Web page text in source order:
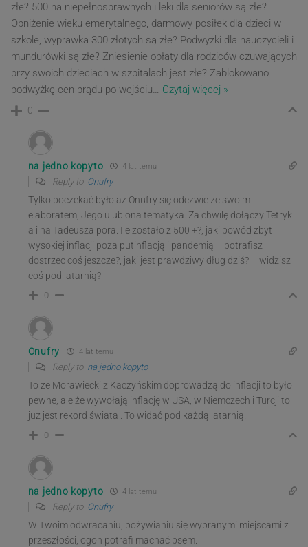
złe? 500 na niepełnosprawnych i leki dla seniorów są złe?
Obniżenie wieku emerytalnego, darmowy posiłek dla dzieci w
szkole, wyprawka 300 złotych są złe? Podwyżki dla nauczycieli i
mundurówki są złe? Zniesienie opłaty dla rodziców czuwających
przy swoich dzieciach w szpitalach jest złe? Zablokowano
podwyżkę cen prądu po wejściu… Czytaj więcej »
0
na jedno kopyto 4 lat temu
Reply to Onufry
Tylko poczekać było aż Onufry się odezwie ze swoim
elaboratem, Jego ulubiona tematyka. Za chwilę dołączy Tetryk
a i na Tadeusza pora. Ile zostało z 500 +?, jaki powód zbyt
wysokiej inflacji poza putinflacją i pandemią – potrafisz
dostrzec coś jeszcze?, jaki jest prawdziwy dług dziś? – widzisz
coś pod latarnią?
0
Onufry 4 lat temu
Reply to na jedno kopyto
To że Morawiecki z Kaczyńskim doprowadzą do inflacji to było
pewne, ale że wywołają inflację w USA, w Niemczech i Turcji to
już jest rekord świata . To widać pod każdą latarnią.
0
na jedno kopyto 4 lat temu
Reply to Onufry
W Twoim odwracaniu, pożywianiu się wybranymi miejscami z
przeszłości, ogon potrafi machać psem.